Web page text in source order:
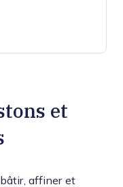
et
affiner et